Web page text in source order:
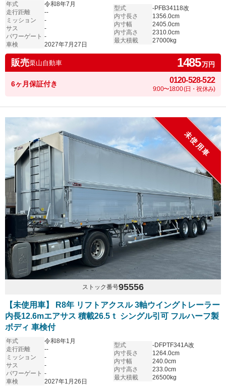
年式
令和8年7月
走行距離
--
ミッション
-
サス
-
パワーゲート -
車検
2027年7月27日
型式
-PFB34118改
内寸長さ
1356.0cm
内寸幅
2405.0cm
内寸高さ
2310.0cm
最大積載
27000kg
販売栗山自動車 1485万円
6ヶ月保証付き 0120-528-522
9:00〜18:00 (日・祝休み)
未使用車
ストック番号95556
【未使用車】 R8年 リフトアクスル 3軸ウイングトレーラー
内長12.6mエアサス 積載26.5ｔ シングル引可 フルハーフ製
ボディ 車検付
年式
令和8年1月
走行距離
--
ミッション
-
サス
-
パワーゲート -
車検
2027年1月26日
型式
-DFPTF341A改
内寸長さ
1264.0cm
内寸幅
240.0cm
内寸高さ
233.0cm
最大積載
26500kg